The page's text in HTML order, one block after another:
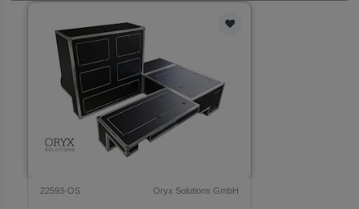
22593-OS Oryx Solutions GmbH